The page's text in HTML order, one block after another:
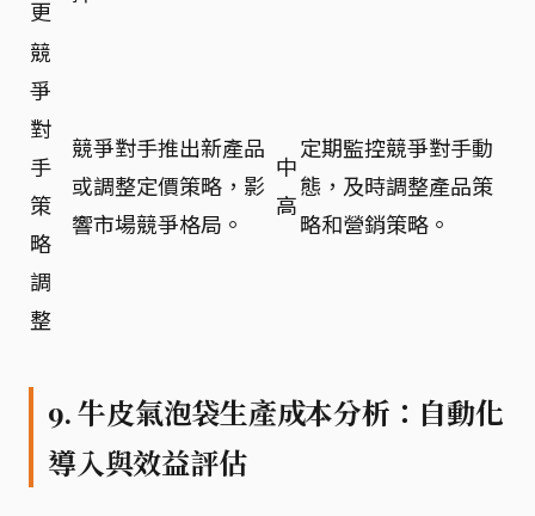
更
競
爭
對
手
策
略
調
整
競爭對手推出新產品
或調整定價策略，影
響市場競爭格局。
中
高
定期監控競爭對手動
態，及時調整產品策
略和營銷策略。
9. 牛皮氣泡袋生產成本分析：自動化
導入與效益評估